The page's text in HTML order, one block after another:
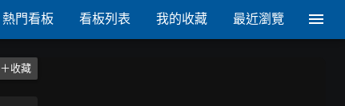
熱門看板 看板列表 我的收藏 最近瀏覽
＋收藏